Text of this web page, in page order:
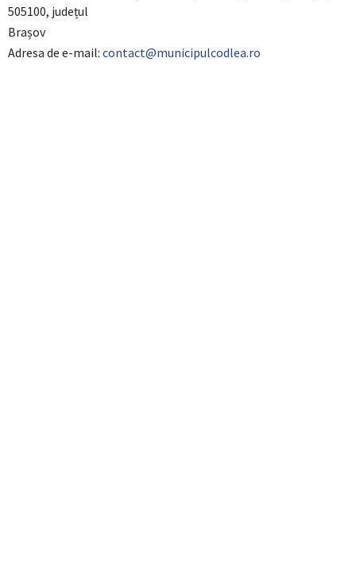
505100, județul
Brașov
Adresa de e-mail: contact@municipulcodlea.ro